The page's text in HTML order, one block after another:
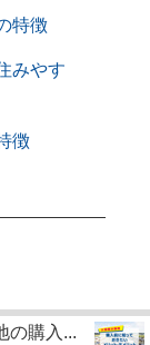
特徴
みやす
徴
の購入...